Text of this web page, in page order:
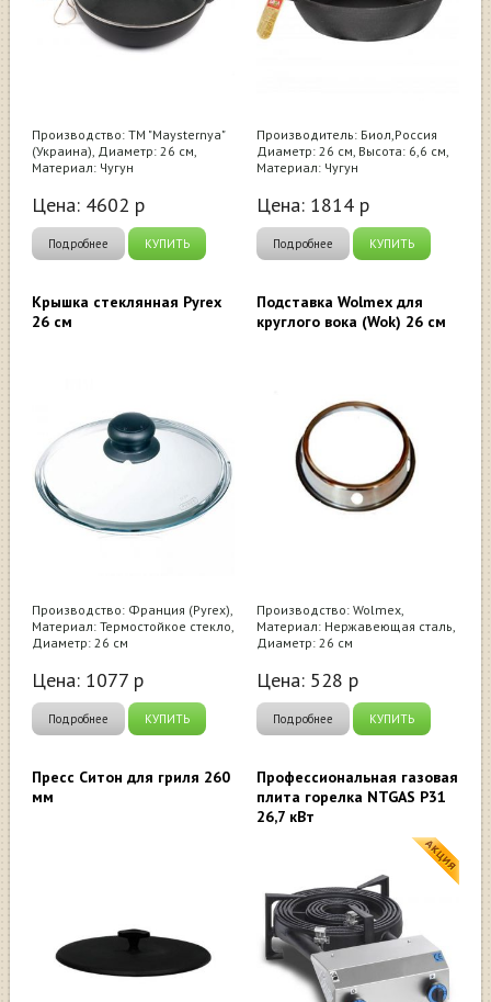
Производство: ТМ "Maysternya"
(Украина), Диаметр: 26 см,
Материал: Чугун
Цена: 4602 р
Подробнее КУПИТЬ
Производитель: Биол,Россия
Диаметр: 26 см, Высота: 6,6 см,
Материал: Чугун
Цена: 1814 р
Подробнее КУПИТЬ
Крышка стеклянная Pyrex
26 см
Производство: Франция (Pyrex),
Материал: Термостойкое стекло,
Диаметр: 26 см
Цена: 1077 р
Подробнее КУПИТЬ
Подставка Wolmex для
круглого вока (Wok) 26 см
Производство: Wolmex,
Материал: Нержавеющая сталь,
Диаметр: 26 см
Цена: 528 р
Подробнее КУПИТЬ
Пресс Ситон для гриля 260
мм
Профессиональная газовая
плита горелка NTGAS P31
26,7 кВт